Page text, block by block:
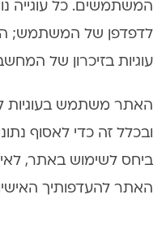
המשתמשים. כל עוגייה
לדפדפן של המשתמש;
עוגיות בזיכרון של
האתר משתמש בעוגיות
ובכלל זה כדי לאסוף
ביחס לשימוש באתר,
האתר להעדפותיך